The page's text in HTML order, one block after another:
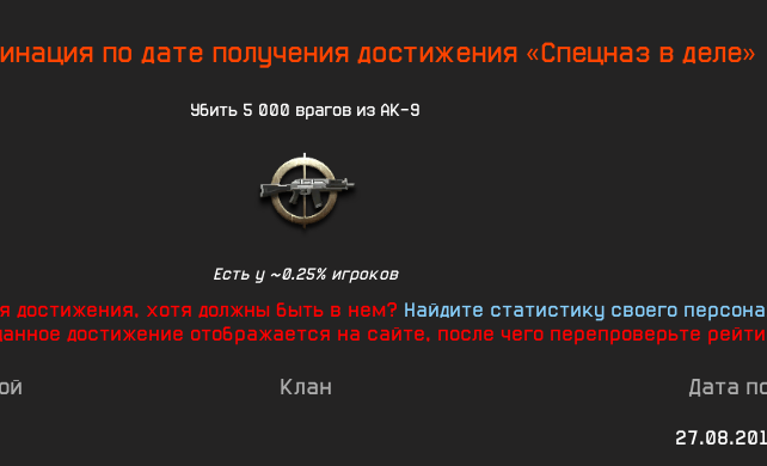
по дате получения достижения «Спецназ в деле»
Убить 5 000 врагов из АК-9
Есть у ~0.25% игроков
достижения, хотя должны быть в нем? Найдите статистику своего
достижение отображается на сайте, после чего перепроверьте
Клан Дата